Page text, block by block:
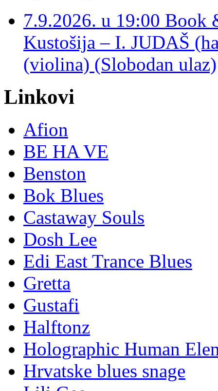
7.9.2026. u 19:00 Book
Kustošija – I. JUDAŠ
(violina) (Slobodan ulaz)
Linkovi
Afion
BE HA VE
Benston
Bok Blues
Castaway Souls
Dosh Lee
Edi East Trance Blues
Gretta
Gustafi
Halftonz
Holographic Human
Hrvatske blues snage